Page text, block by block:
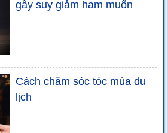
gây suy giảm ham muốn
Cách chăm sóc tóc mùa du
lịch